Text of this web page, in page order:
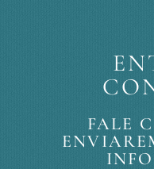
FALE